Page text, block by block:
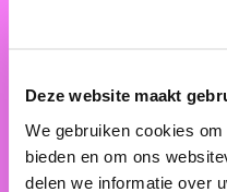
Deze website maakt
We gebruiken cookies
bieden en om ons
delen we informatie over
Berlijnplein
Za 07 sep. 2024 17:00 - 18:00